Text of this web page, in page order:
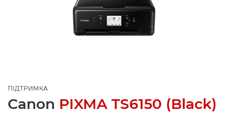
ПІДТРИМКА
Canon PIXMA TS6150 (Black)